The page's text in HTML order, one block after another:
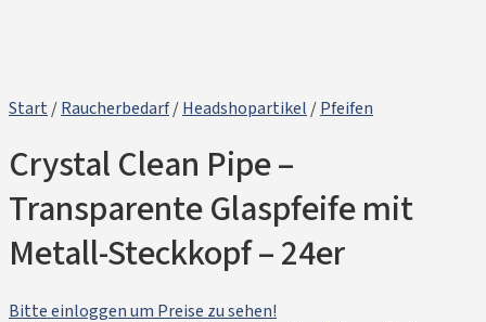
Start/Raucherbedarf/Headshopartikel /Pfeifen
Crystal Clean Pipe –
Transparente Glaspfeife mit
Metall-Steckkopf – 24er
Bitte einloggen um Preise zu sehen!